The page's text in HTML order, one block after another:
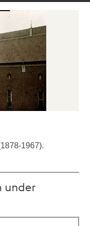
1967).
under